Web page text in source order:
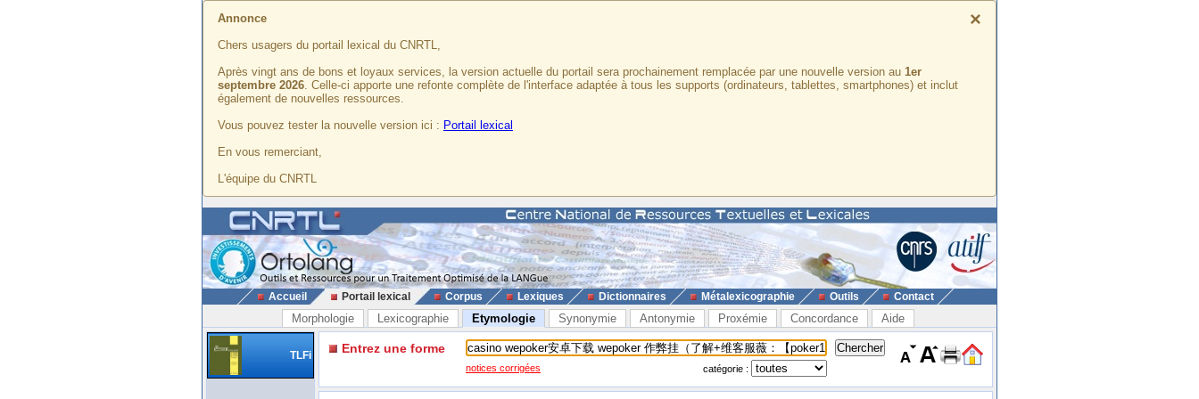
×
Annonce
Chers usagers du portail lexical du CNRTL,
Après vingt ans de bons et loyaux services, la version actuelle du portail sera prochainement remplacée par une nouvelle version au 1er
septembre 2026. Celle-ci apporte une refonte complète de l'interface adaptée à tous les supports (ordinateurs, tablettes, smartphones) et inclut
également de nouvelles ressources.
Vous pouvez tester la nouvelle version ici : Portail lexical
En vous remerciant,
L'équipe du CNRTL
Accueil Portail lexical Corpus Lexiques Dictionnaires Métalexicographie Outils Contact
Morphologie Lexicographie Etymologie Synonymie Antonymie Proxémie Concordance Aide
TLFi Entrez une forme
notices corrigées catégorie :